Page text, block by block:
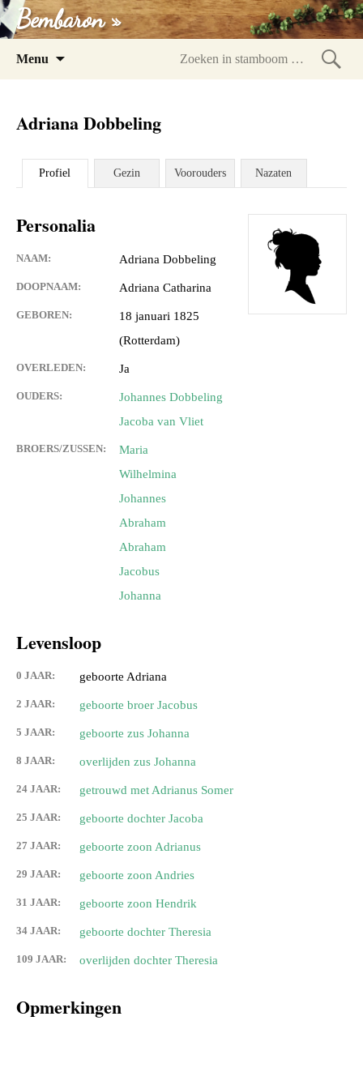
Bembaron »
Menu
Adriana Dobbeling
Profiel Gezin Voorouders Nazaten
Personalia
NAAM: Adriana Dobbeling
DOOPNAAM: Adriana Catharina
GEBOREN:
18 januari 1825
(Rotterdam)
OVERLEDEN: Ja
OUDERS:
Johannes Dobbeling
Jacoba van Vliet
BROERS/ZUSSEN:
Maria
Wilhelmina
Johannes
Abraham
Abraham
Jacobus
Johanna
Levensloop
0 JAAR: geboorte Adriana
2 JAAR: geboorte broer Jacobus
5 JAAR: geboorte zus Johanna
8 JAAR: overlijden zus Johanna
24 JAAR: getrouwd met Adrianus Somer
25 JAAR: geboorte dochter Jacoba
27 JAAR: geboorte zoon Adrianus
29 JAAR: geboorte zoon Andries
31 JAAR: geboorte zoon Hendrik
34 JAAR: geboorte dochter Theresia
109 JAAR: overlijden dochter Theresia
Opmerkingen